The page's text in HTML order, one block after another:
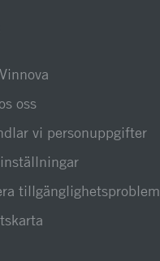
oss
vi personuppgifter
tillgänglighetsproblem